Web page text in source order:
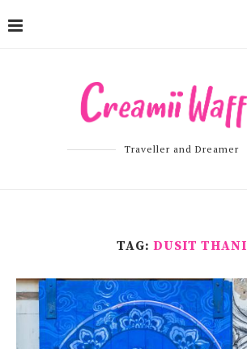
Traveller and Dreamer
TAG: DUSIT THANI